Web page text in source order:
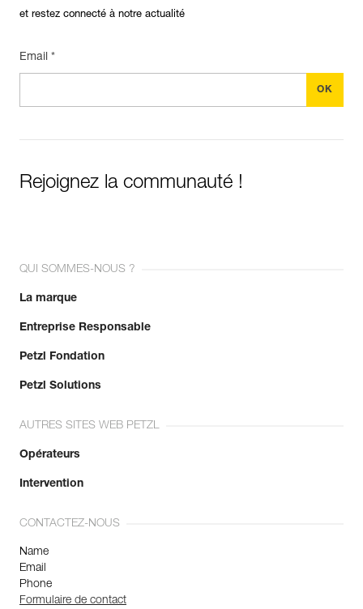
et restez connecté à notre actualité
Email *
Rejoignez la communauté !
QUI SOMMES-NOUS ?
La marque
Entreprise Responsable
Petzl Fondation
Petzl Solutions
AUTRES SITES WEB PETZL
Opérateurs
Intervention
CONTACTEZ-NOUS
Name
Email
Phone
Formulaire de contact